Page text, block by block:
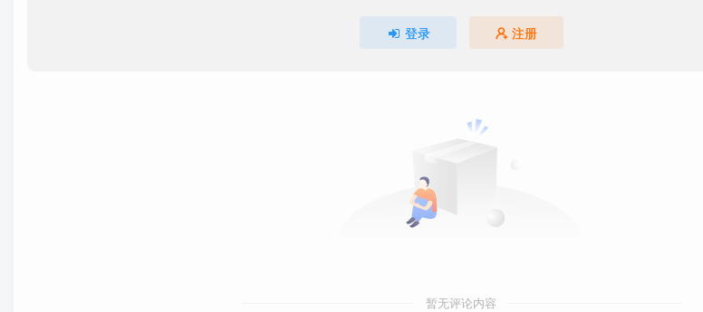
登录 注册
暂无评论内容